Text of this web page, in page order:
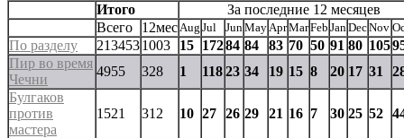
Итого
За последние 12 месяцев
Всего
12мес Aug Jul Jun May AprMarFeb Jan DecNov
По разделу 2134531003 15 17284 84 83 70 50 91 80 105
Пир во время
Чечни
4955 328 1 11823 34 19 15 8 20 17 31
Булгаков
против
мастера
1521 312 10 27 26 29 21 16 7 30 25 52